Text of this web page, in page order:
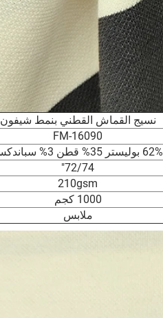
نسيج القماش القطني بنمط شيفون
FM-16090
62% بوليستر 35% قطن 3% سباندكس
72/74"
210gsm
1000 كجم
ملابس